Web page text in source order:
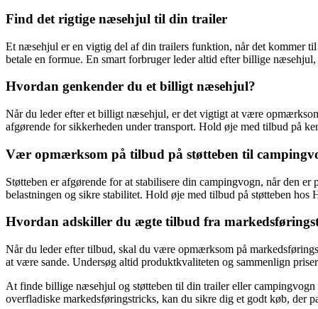
Find det rigtige næsehjul til din trailer
Et næsehjul er en vigtig del af din trailers funktion, når det kommer
betale en formue. En smart forbruger leder altid efter billige
Hvordan genkender du et billigt næsehjul?
Når du leder efter et billigt næsehjul, er det vigtigt at være
afgørende for sikkerheden under transport. Hold øje med tilbud på
Vær opmærksom på tilbud på støtteben til
Støtteben er afgørende for at stabilisere din campingvogn, når den
belastningen og sikre stabilitet. Hold øje med tilbud på støtteben
Hvordan adskiller du ægte tilbud fra
Når du leder efter tilbud, skal du være opmærksom på
at være sande. Undersøg altid produktkvaliteten og sammenlign
At finde billige næsehjul og støtteben til din trailer eller
overfladiske markedsføringstricks, kan du sikre dig et godt køb, der